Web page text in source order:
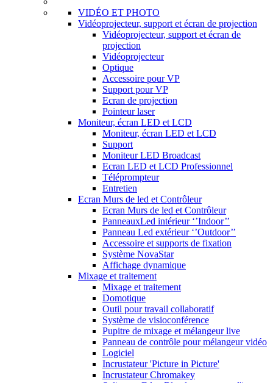
VIDÉO ET PHOTO
Vidéoprojecteur, support et écran de projection
Vidéoprojecteur, support et écran de
projection
Vidéoprojecteur
Optique
Accessoire pour VP
Support pour VP
Ecran de projection
Pointeur laser
Moniteur, écran LED et LCD
Moniteur, écran LED et LCD
Support
Moniteur LED Broadcast
Ecran LED et LCD Professionnel
Téléprompteur
Entretien
Ecran Murs de led et Contrôleur
Ecran Murs de led et Contrôleur
PanneauxLed intérieur ‘’Indoor’’
Panneau Led extérieur ‘’Outdoor’’
Accessoire et supports de fixation
Système NovaStar
Affichage dynamique
Mixage et traitement
Mixage et traitement
Domotique
Outil pour travail collaboratif
Système de visioconférence
Pupitre de mixage et mélangeur live
Panneau de contrôle pour mélangeur vidéo
Logiciel
Incrustateur 'Picture in Picture'
Incrustateur Chromakey